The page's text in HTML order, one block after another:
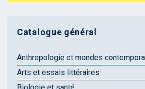
Catalogue général
Anthropologie et mondes
Arts et essais littéraires
Biologie et santé